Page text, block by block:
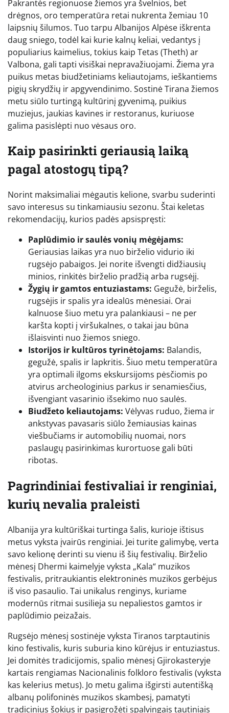
Pakrantės regionuose žiemos yra švelnios, bet
drėgnos, oro temperatūra retai nukrenta žemiau 10
laipsnių šilumos. Tuo tarpu Albanijos Alpėse iškrenta
daug sniego, todėl kai kurie kalnų keliai, vedantys į
populiarius kaimelius, tokius kaip Tetas (Theth) ar
Valbona, gali tapti visiškai nepravažiuojami. Žiema yra
puikus metas biudžetiniams keliautojams, ieškantiems
pigių skrydžių ir apgyvendinimo. Sostinė Tirana žiemos
metu siūlo turtingą kultūrinį gyvenimą, puikius
muziejus, jaukias kavines ir restoranus, kuriuose
galima pasislėpti nuo vėsaus oro.
Kaip pasirinkti geriausią laiką
pagal atostogų tipą?
Norint maksimaliai mėgautis kelione, svarbu suderinti
savo interesus su tinkamiausiu sezonu. Štai keletas
rekomendacijų, kurios padės apsispręsti:
Paplūdimio ir saulės vonių mėgėjams:
Geriausias laikas yra nuo birželio vidurio iki
rugsėjo pabaigos. Jei norite išvengti didžiausių
minios, rinkitės birželio pradžią arba rugsėjį.
Žygių ir gamtos entuziastams: Gegužė, birželis,
rugsėjis ir spalis yra idealūs mėnesiai. Orai
kalnuose šiuo metu yra palankiausi – ne per
karšta kopti į viršukalnes, o takai jau būna
išlaisvinti nuo žiemos sniego.
Istorijos ir kultūros tyrinėtojams: Balandis,
gegužė, spalis ir lapkritis. Šiuo metu temperatūra
yra optimali ilgoms ekskursijoms pėsčiomis po
atvirus archeologinius parkus ir senamiesčius,
išvengiant vasarinio išsekimo nuo saulės.
Biudžeto keliautojams: Vėlyvas ruduo, žiema ir
ankstyvas pavasaris siūlo žemiausias kainas
viešbučiams ir automobilių nuomai, nors
paslaugų pasirinkimas kurortuose gali būti
ribotas.
Pagrindiniai festivaliai ir renginiai,
kurių nevalia praleisti
Albanija yra kultūriškai turtinga šalis, kurioje ištisus
metus vyksta įvairūs renginiai. Jei turite galimybę, verta
savo kelionę derinti su vienu iš šių festivalių. Birželio
mėnesį Dhermi kaimelyje vyksta „Kala“ muzikos
festivalis, pritraukiantis elektroninės muzikos gerbėjus
iš viso pasaulio. Tai unikalus renginys, kuriame
modernūs ritmai susilieja su nepaliestos gamtos ir
paplūdimio peizažais.
Rugsėjo mėnesį sostinėje vyksta Tiranos tarptautinis
kino festivalis, kuris suburia kino kūrėjus ir entuziastus.
Jei domitės tradicijomis, spalio mėnesį Gjirokasteryje
kartais rengiamas Nacionalinis folkloro festivalis (vyksta
kas kelerius metus). Jo metu galima išgirsti autentišką
albanų polifoninės muzikos skambesį, pamatyti
tradicinius šokius ir pasigrožėti spalvingais tautiniais